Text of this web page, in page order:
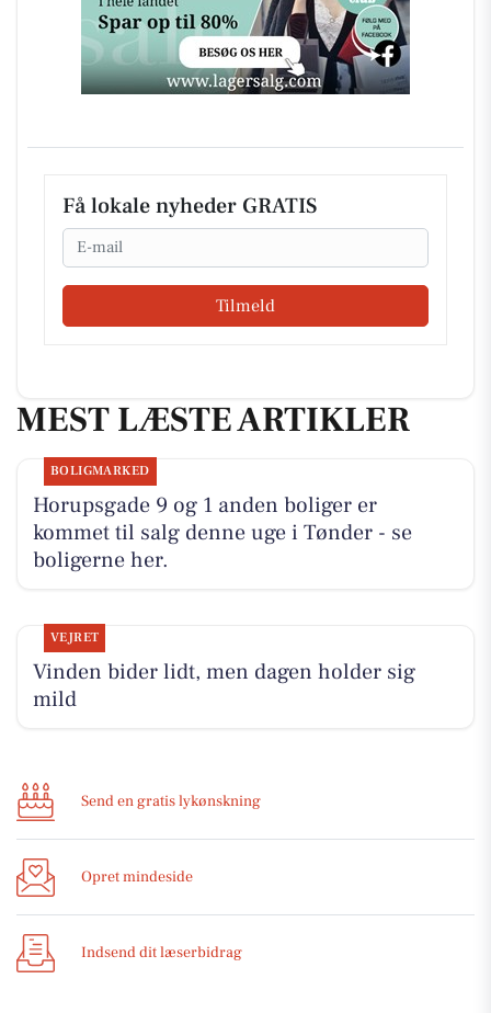
Få lokale nyheder GRATIS
Email
Tilmeld
MEST LÆSTE ARTIKLER
BOLIGMARKED
Horupsgade 9 og 1 anden boliger er
kommet til salg denne uge i Tønder - se
boligerne her.
VEJRET
Vinden bider lidt, men dagen holder sig
mild
Send en gratis lykønskning
Opret mindeside
Indsend dit læserbidrag